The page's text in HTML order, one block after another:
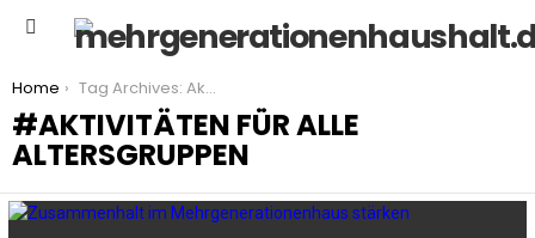
You are here:
Home Tag Archives: Aktivitäten für alle Altersgruppen
AKTIVITÄTEN FÜR ALLE
ALTERSGRUPPEN